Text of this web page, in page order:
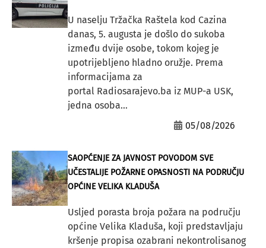
U naselju Tržačka Raštela kod Cazina
danas, 5. augusta je došlo do sukoba
između dvije osobe, tokom kojeg je
upotrijebljeno hladno oružje. Prema
informacijama za
portal Radiosarajevo.ba iz MUP-a USK,
jedna osoba...
05/08/2026
SAOPĆENJE ZA JAVNOST POVODOM SVE
UČESTALIJE POŽARNE OPASNOSTI NA PODRUČJU
OPĆINE VELIKA KLADUŠA
Usljed porasta broja požara na području
općine Velika Kladuša, koji predstavljaju
kršenje propisa ozabrani nekontrolisanog